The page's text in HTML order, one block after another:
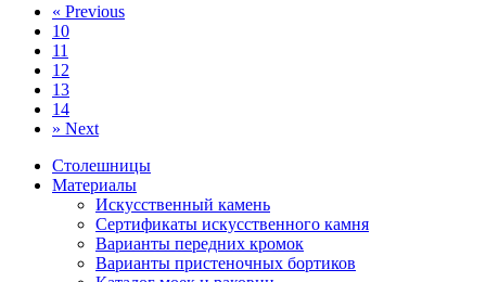
« Previous
10
11
12
13
14
» Next
Столешницы
Материалы
Искусственный камень
Сертификаты искусственного камня
Варианты передних кромок
Варианты пристеночных бортиков